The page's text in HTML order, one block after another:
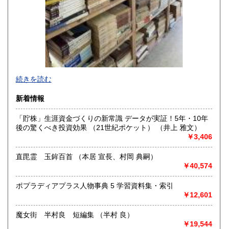
-
沿線名：-
最寄駅：-
営業時間：-
定休日：-
-
取り扱い分野
総記、哲学宗教、歴史、社会科学、自然科学、美術工芸、国
語国文、外国文学、古典籍、近代文献、趣味、外国書、サブ
カルチャー、古書一般（その他）
書籍全般
続きを読む
新着情報
「貯株」生涯資金づくりの新常識 データが実証！5年・10年
後の驚くべき投資効果 （21世紀ポケット） （井上 雅文）
￥3,406
直毘霊 玉鉾百首 （本居 宣長、村岡 典嗣）
￥40,574
ポプラディアプラス人物事典 5 学習資料集・索引
￥12,601
魔女街 半村良 短編集 （半村 良）
￥19,544